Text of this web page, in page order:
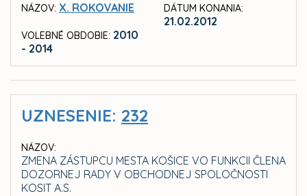
NÁZOV: X. ROKOVANIE
VOLEBNÉ OBDOBIE: 2010
- 2014
DÁTUM KONANIA:
21.02.2012
UZNESENIE: 232
NÁZOV:
ZMENA ZÁSTUPCU MESTA KOŠICE VO FUNKCII ČLENA
DOZORNEJ RADY V OBCHODNEJ SPOLOČNOSTI
KOSIT A.S.